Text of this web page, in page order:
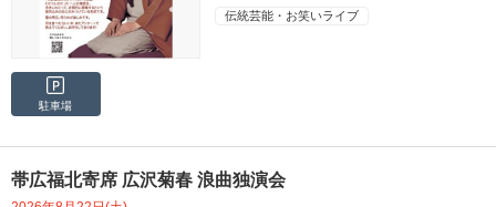
伝統芸能・お笑いライブ
駐車場
帯広福北寄席 広沢菊春 浪曲独演会